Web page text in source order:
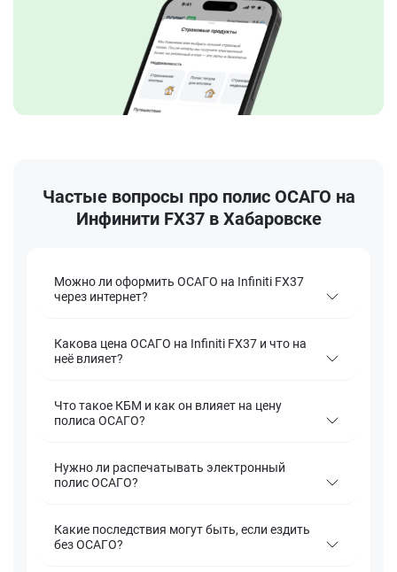
Частые вопросы про полис ОСАГО на
Инфинити FX37 в Хабаровске
Можно ли оформить ОСАГО на Infiniti FX37
через интернет?
Какова цена ОСАГО на Infiniti FX37 и что на
неё влияет?
Что такое КБМ и как он влияет на цену
полиса ОСАГО?
Нужно ли распечатывать электронный
полис ОСАГО?
Какие последствия могут быть, если ездить
без ОСАГО?